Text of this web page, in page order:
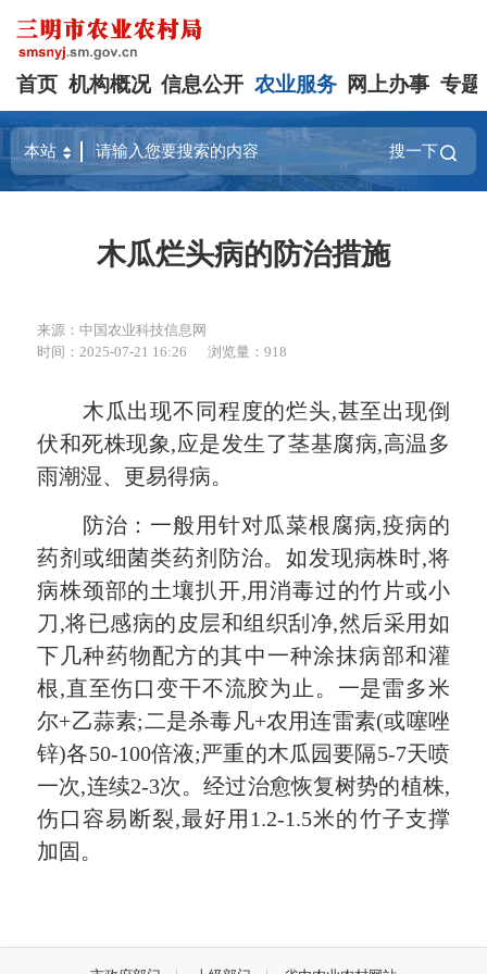
首页 机构概况 信息公开 农业服务 网上办事 专题
搜一下
木瓜烂头病的防治措施
来源：中国农业科技信息网
时间：2025-07-21 16:26
浏览量：918
木瓜出现不同程度的烂头,甚至出现倒
伏和死株现象,应是发生了茎基腐病,高温多
雨潮湿、更易得病。
防治：一般用针对瓜菜根腐病,疫病的
药剂或细菌类药剂防治。如发现病株时,将
病株颈部的土壤扒开,用消毒过的竹片或小
刀,将已感病的皮层和组织刮净,然后采用如
下几种药物配方的其中一种涂抹病部和灌
根,直至伤口变干不流胶为止。一是雷多米
尔+乙蒜素;二是杀毒凡+农用连雷素(或噻唑
锌)各50-100倍液;严重的木瓜园要隔5-7天喷
一次,连续2-3次。经过治愈恢复树势的植株,
伤口容易断裂,最好用1.2-1.5米的竹子支撑
加固。